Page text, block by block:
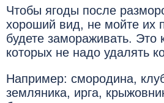
Чтобы ягоды после
хороший вид, не мойте их
будете замораживать. Это
которых не надо удалять
Например: смородина,
земляника, ирга,